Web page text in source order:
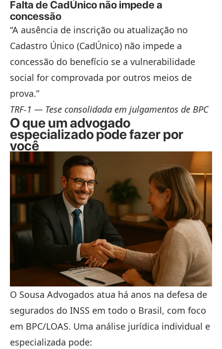
Falta de CadÚnico não impede a
concessão
“A ausência de inscrição ou atualização no
Cadastro Único (CadÚnico) não impede a
concessão do benefício se a vulnerabilidade
social for comprovada por outros meios de
prova.”
TRF-1 — Tese consolidada em julgamentos de BPC
O que um advogado
especializado pode fazer por
você
O Sousa Advogados atua há anos na defesa de
segurados do INSS em todo o Brasil, com foco
em BPC/LOAS. Uma análise jurídica individual e
especializada pode: